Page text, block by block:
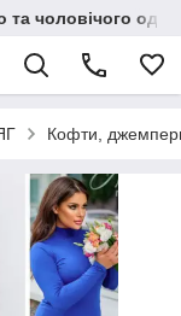
та чоловічого
Кофти,